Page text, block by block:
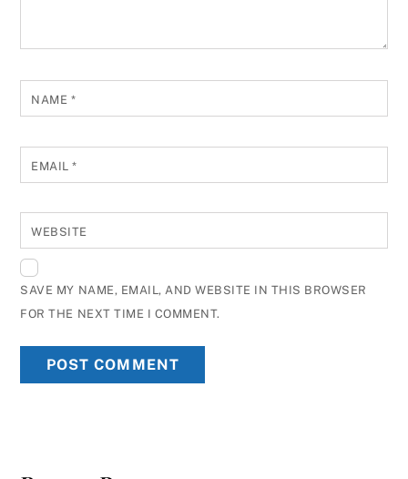
NAME *
EMAIL*
WEBSITE
SAVE MY NAME, EMAIL, AND WEBSITE IN THIS BROWSER
FOR THE NEXT TIME I COMMENT.